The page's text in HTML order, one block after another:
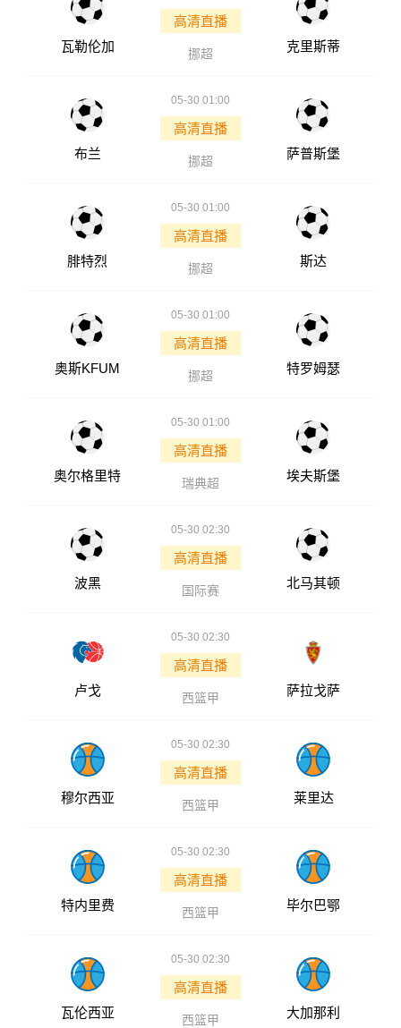
瓦勒伦加
高清直播
挪超
克里斯蒂
布兰
05-30 01:00
高清直播
挪超
萨普斯堡
腓特烈
05-30 01:00
高清直播
挪超
斯达
奥斯KFUM
05-30 01:00
高清直播
挪超
特罗姆瑟
奥尔格里特
05-30 01:00
高清直播
瑞典超
埃夫斯堡
波黑
05-30 02:30
高清直播
国际赛
北马其顿
卢戈
05-30 02:30
高清直播
西篮甲
萨拉戈萨
穆尔西亚
05-30 02:30
高清直播
西篮甲
莱里达
特内里费
05-30 02:30
高清直播
西篮甲
毕尔巴鄂
瓦伦西亚
05-30 02:30
高清直播
西篮甲
大加那利